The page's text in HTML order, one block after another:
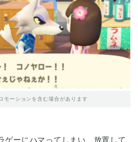
モーションを含む場合があります
ゲーにハマってしまい、放置して